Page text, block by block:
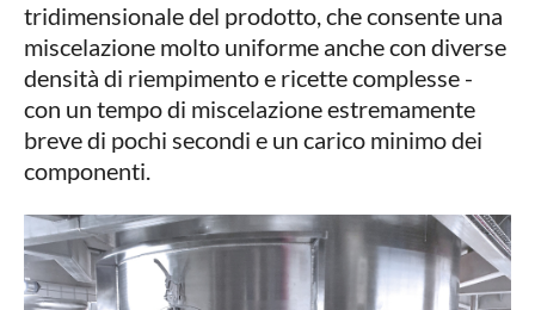
tridimensionale del prodotto, che consente una
miscelazione molto uniforme anche con diverse
densità di riempimento e ricette complesse -
con un tempo di miscelazione estremamente
breve di pochi secondi e un carico minimo dei
componenti.